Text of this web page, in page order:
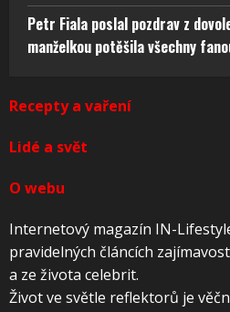
Petr Fiala poslal pozdrav z
manželkou potěšila všechny
Recepty a vaření
Lidé a svět
O webu
Internetový magazín IN-
pravidelných článcích
a ze života celebrit.
Život ve světle reflektorů je